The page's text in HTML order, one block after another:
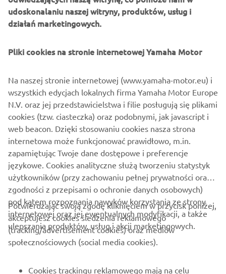
MAX+ występują w ekskluzywnym malowaniu Crystal
Graphite. Nowy model NMAX 155 Tech MAX jest
wyposażony w innowacyjną technologię YECVT (Yamaha
dostarcza kierowcy ekscytujących, nowych doznań. YECVT
„Sport” lub „Town” a także oferuje nową funkcję
„Downshift”, wzmacniającą przyspieszenie i hamowanie
silnikiem.
DISCOVER MORE
O FIRMIE
DLA BIZNESU
Pliki cookies na stronie internetowej Yamaha Motor
Na naszej stronie internetowej (www.yamaha-motor.eu) i
cookies (tzw. ciasteczka) oraz podobnymi, jak javascript i
web beacon. Dzięki stosowaniu cookies nasza strona
internetowa może funkcjonować prawidłowo, m.in.
zapamiętując Twoje dane dostępowe i preferencje
językowe. Cookies analityczne służą tworzeniu statystyk
użytkowników (przy zachowaniu pełnej prywatności oraz
zgodności z przepisami o ochronie danych osobowych)
pod kątem rozpoznania nawyków korzystania ze strony
internetowej oraz jej ewentualnych modyfikacji, a także
ulepszania produktów, usług i akcji marketingowych.
Potwierdzając swoją zgodę kliknięciem w przycisk poniżej,
akceptujesz cookies śledzenia reklamowego
(tracking/advertisement cookies) oraz mediów
społecznościowych (social media cookies).
Cookies trackingu reklamowego mają na celu